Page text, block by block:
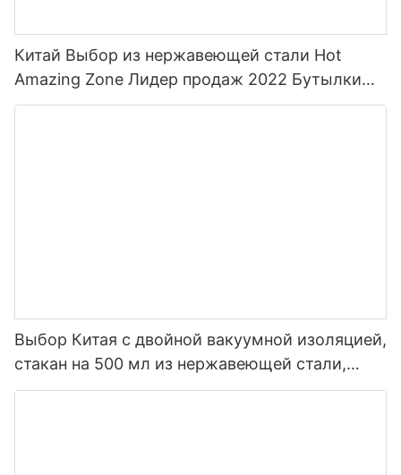
Китай Выбор из нержавеющей стали Hot
Amazing Zone Лидер продаж 2022 Бутылки
для воды для спорта с соломой и
Выбор Китая с двойной вакуумной изоляцией,
стакан на 500 мл из нержавеющей стали,
умная бутылка для воды со светодиодом1